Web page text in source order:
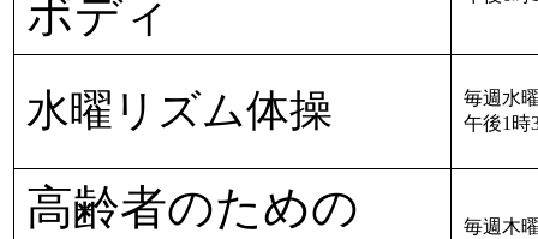
ボディ
水曜リズム体操
毎週水
午後1時
高齢者のための
毎週木